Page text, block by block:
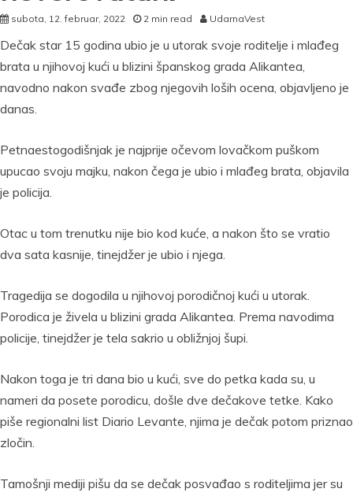
subota, 12. februar, 2022 2 min read UdarnaVest
Dečak star 15 godina ubio je u utorak svoje roditelje i mlađeg
brata u njihovoj kući u blizini španskog grada Alikantea,
navodno nakon svađe zbog njegovih loših ocena, objavljeno je
danas.
Petnaestogodišnjak je najprije očevom lovačkom puškom
upucao svoju majku, nakon čega je ubio i mlađeg brata, objavila
je policija.
Otac u tom trenutku nije bio kod kuće, a nakon što se vratio
dva sata kasnije, tinejdžer je ubio i njega.
Tragedija se dogodila u njihovoj porodičnoj kući u utorak.
Porodica je živela u blizini grada Alikantea. Prema navodima
policije, tinejdžer je tela sakrio u obližnjoj šupi.
Nakon toga je tri dana bio u kući, sve do petka kada su, u
nameri da posete porodicu, došle dve dečakove tetke. Kako
piše regionalni list Diario Levante, njima je dečak potom priznao
zločin.
Tamošnji mediji pišu da se dečak posvađao s roditeljima jer su